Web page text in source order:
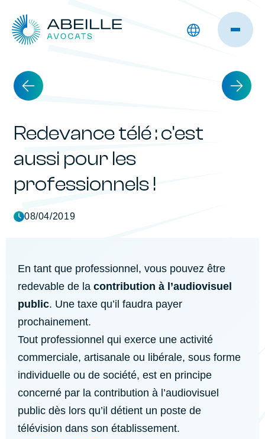
Redevance télé : c’est
aussi pour les
professionnels !
08/04/2019
En tant que professionnel, vous pouvez être
redevable de la contribution à l’audiovisuel
public. Une taxe qu’il faudra payer
prochainement.
Tout professionnel qui exerce une activité
commerciale, artisanale ou libérale, sous forme
individuelle ou de société, est en principe
concerné par la contribution à l’audiovisuel
public dès lors qu’il détient un poste de
télévision dans son établissement.